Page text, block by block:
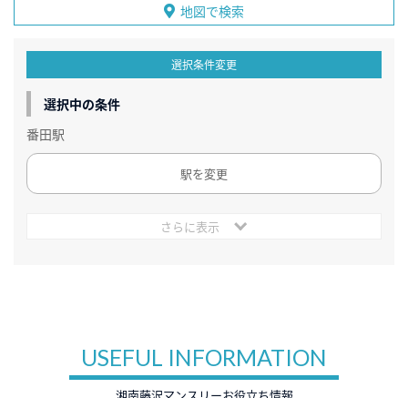
地図で検索
選択条件変更
選択中の条件
番田駅
駅を変更
さらに表示
USEFUL INFORMATION